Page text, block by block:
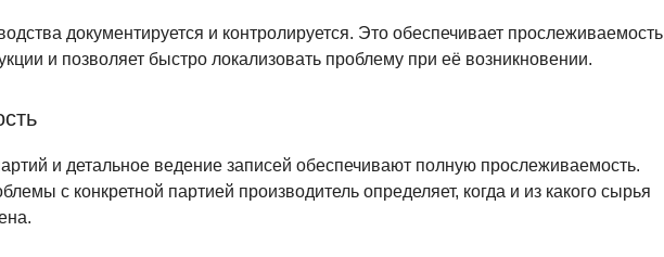
документируется и контролируется. Это обеспечивает прослеживаемость
и позволяет быстро локализовать проблему при её возникновении.
и детальное ведение записей обеспечивают полную прослеживаемость.
с конкретной партией производитель определяет, когда и из какого сырья